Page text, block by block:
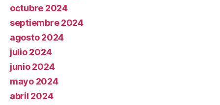
octubre 2024
septiembre 2024
agosto 2024
julio 2024
junio 2024
mayo 2024
abril 2024